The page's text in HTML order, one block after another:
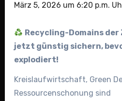
März 5, 2026 um 6:20 p.m.
Recycling-Domains
jetzt günstig sichern,
explodiert!
Kreislaufwirtschaft, Green
Ressourcenschonung sind